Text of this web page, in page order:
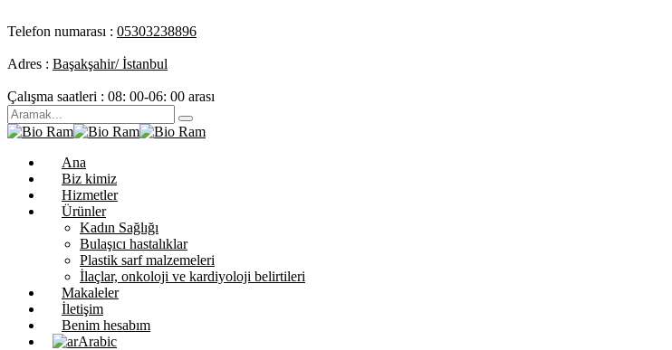
Telefon numarası : 05303238896
Adres : Başakşahir/ İstanbul
Çalışma saatleri : 08: 00-06: 00 arası
Ana
Biz kimiz
Hizmetler
Ürünler
Kadın Sağlığı
Bulaşıcı hastalıklar
Plastik sarf malzemeleri
İlaçlar, onkoloji ve kardiyoloji belirtileri
Makaleler
İletişim
Benim hesabım
Arabic